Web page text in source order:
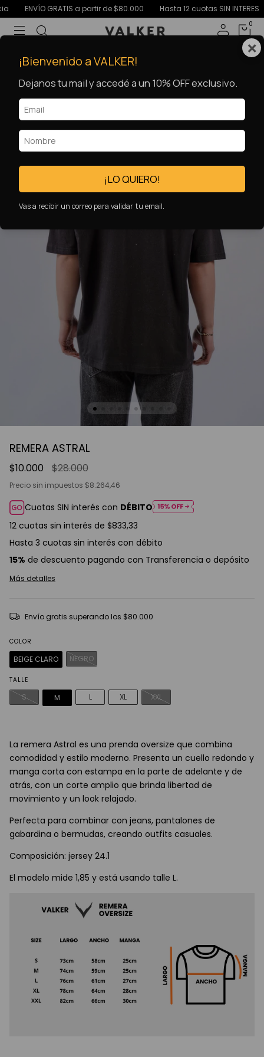
ENVÍO GRATIS a partir de $80.000 Hasta 12 cuotas SIN INTERES
0
%OFF
REMERA ASTRAL
$10.000 $28.000
Precio sin impuestos $8.264,46
Cuotas SIN interés con DÉBITO
12 cuotas sin interés de $833,33
Hasta 3 cuotas sin interés con débito
15% de descuento pagando con Transferencia o depósito
Más detalles
Envío gratis superando los $80.000
COLOR
BEIGE CLARO NEGRO
TALLE
S M L XL XXL
La remera Astral es una prenda oversize que combina
comodidad y estilo moderno. Presenta un cuello redondo y
manga corta con estampa en la parte de adelante y de
atrás, con un corte amplio que brinda libertad de
movimiento y un look relajado.
Perfecta para combinar con jeans, pantalones de
gabardina o bermudas, creando outfits casuales.
Composición: jersey 24.1
El modelo mide 1,85 y está usando talle L.
×
¡Bienvenido a VALKER!
Dejanos tu mail y accedé a un 10% OFF exclusivo.
¡LO QUIERO!
Vas a recibir un correo para validar tu email.